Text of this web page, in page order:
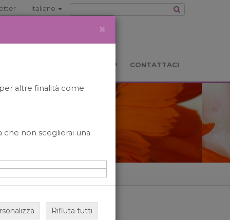
Italiano
BOOKSHOP CONTATTACI
ARCHIVIO
×
altre finalità come
che non sceglierai una
Rifiuta tutti